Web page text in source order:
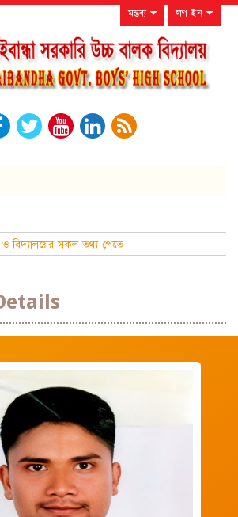
মন্তব্য লগ ইন
ও বিদ্যালয়ের সকল তথ্য পেতে